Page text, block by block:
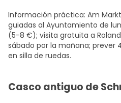
Información práctica: Am
guiadas al Ayuntamiento de
(5-8 €); visita gratuita a
sábado por la mañana; prever
en silla de ruedas.
Casco antiguo de